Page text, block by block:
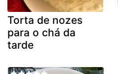
Torta de nozes
para o chá da
tarde